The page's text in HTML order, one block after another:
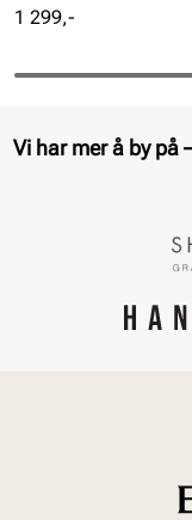
Pris
1 299,-
Vi har mer å by på